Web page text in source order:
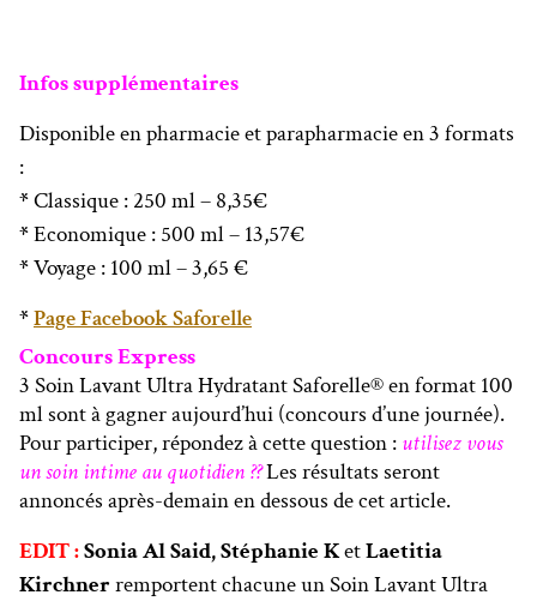
Infos supplémentaires
Disponible en pharmacie et parapharmacie en 3 formats
:
*Classique : 250 ml – 8,35€
*Economique : 500 ml – 13,57€
*Voyage : 100 ml – 3,65 €
*Page Facebook Saforelle
Concours Express
3 Soin Lavant Ultra Hydratant Saforelle® en format 100
ml sont à gagner aujourd’hui (concours d’une journée).
Pour participer, répondez à cette question : utilisez vous
un soin intime au quotidien ??Les résultats seront
annoncés après-demain en dessous de cet article.
EDIT :Sonia Al Said, Stéphanie KetLaetitia
Kirchner remportent chacune un Soin Lavant Ultra